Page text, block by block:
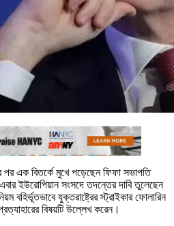
এক বিতর্কে মুখে পড়েছেন ফিফা সভাপতি
ইউরোপিয়ান সংসদে তদন্তের দাবি তুলেছেন
যুক্তরাষ্ট্রের স্ট্রাইকার ফোলারিন
বিষয়টি উল্লেখ করেন।